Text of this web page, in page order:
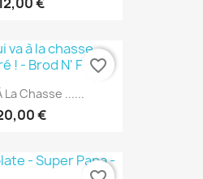
La Chasse ......
€
favorite_border